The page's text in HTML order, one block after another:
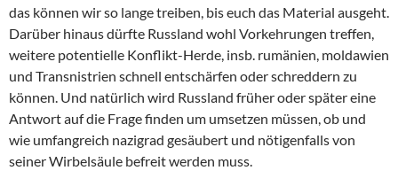
das können wir so lange treiben, bis euch das Material ausgeht.
Darüber hinaus dürfte Russland wohl Vorkehrungen treffen,
weitere potentielle Konflikt-Herde, insb. rumänien, moldawien
und Transnistrien schnell entschärfen oder schreddern zu
können. Und natürlich wird Russland früher oder später eine
Antwort auf die Frage finden um umsetzen müssen, ob und
wie umfangreich nazigrad gesäubert und nötigenfalls von
seiner Wirbelsäule befreit werden muss.